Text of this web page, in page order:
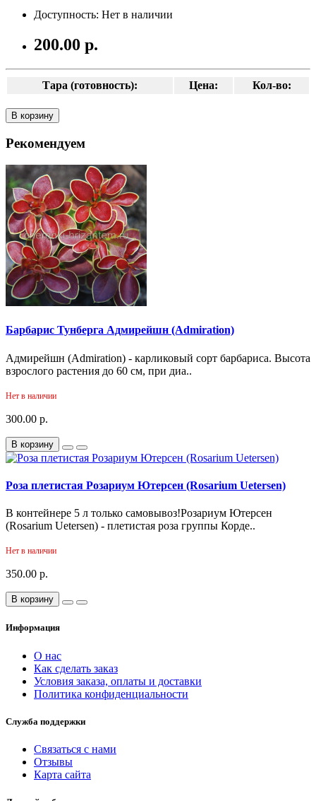
Доступность: Нет в наличии
200.00 р.
Тара (готовность): Цена: Кол-во:
В корзину
Рекомендуем
Барбарис Тунберга Адмирейшн (Admiration)
Адмирейшн (Admiration) - карликовый сорт барбариса. Высота
взрослого растения до 60 см, при диа..
Нет в наличии
300.00 р.
В корзину
Роза плетистая Розариум Ютерсен (Rosarium Uetersen)
В контейнере 5 л только самовывоз!Розариум Ютерсен
(Rosarium Uetersen) - плетистая роза группы Корде..
Нет в наличии
350.00 р.
В корзину
Информация
О нас
Как сделать заказ
Условия заказа, оплаты и доставки
Политика конфиденциальности
Служба поддержки
Связаться с нами
Отзывы
Карта сайта